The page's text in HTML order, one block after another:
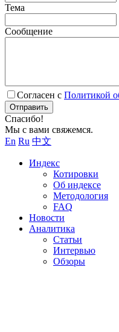
Тема
Сообщение
Согласен с Политикой
Отправить
Спасибо!
Мы с вами свяжемся.
En Ru 中文
Индекс
Котировки
Об индексе
Методология
FAQ
Новости
Аналитика
Статьи
Интервью
Обзоры